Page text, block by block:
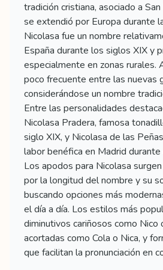
tradición cristiana, asociado a
se extendió por Europa durante
Nicolasa fue un nombre
España durante los siglos XIX y
especialmente en zonas rurales.
poco frecuente entre las nuevas
considerándose un nombre
Entre las personalidades
Nicolasa Pradera, famosa
siglo XIX, y Nicolasa de las
labor benéfica en Madrid
Los apodos para Nicolasa
por la longitud del nombre y su
buscando opciones más
el día a día. Los estilos más
diminutivos cariñosos como Nico
acortadas como Cola o Nica, y
que facilitan la pronunciación en